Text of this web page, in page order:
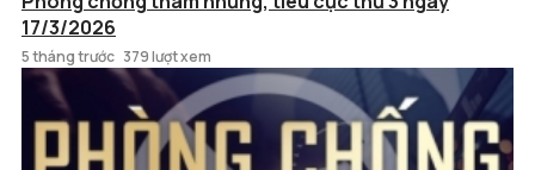
17/3/2026
5 tháng trước 379 lượt xem